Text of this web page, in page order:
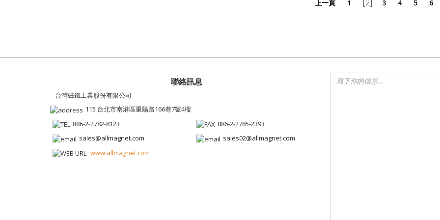
上一頁 1 [2] 3 4 5 6
聯絡訊息
台灣磁鐵工業股份有限公司
115 台北市南港區重陽路166巷7號4樓
886-2-2782-8123
886-2-2785-2393
sales@allmagnet.com
sales02@allmagnet.com
www.allmagnet.com